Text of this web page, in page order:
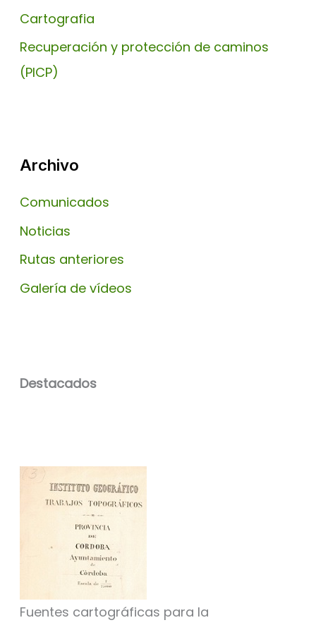
Cartografia
Recuperación y protección de caminos
(PICP)
Archivo
Comunicados
Noticias
Rutas anteriores
Galería de vídeos
Destacados
Fuentes cartográficas para la